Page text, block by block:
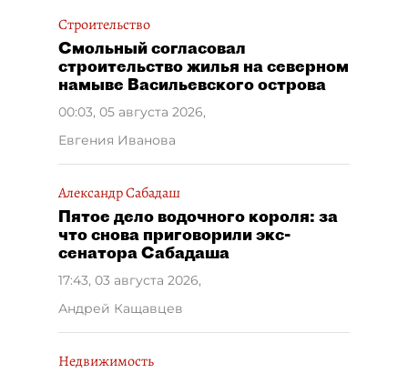
Строительство
Смольный согласовал
строительство жилья на северном
намыве Васильевского острова
00:03, 05 августа 2026,
Евгения Иванова
Александр Сабадаш
Пятое дело водочного короля: за
что снова приговорили экс-
сенатора Сабадаша
17:43, 03 августа 2026,
Андрей Кащавцев
Недвижимость